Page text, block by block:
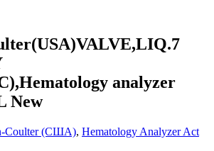
analyzer
New
Coulter (США), Hematology Analyzer Act